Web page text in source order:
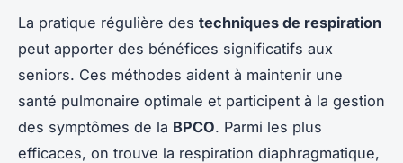
La pratique régulière des techniques de respiration
peut apporter des bénéfices significatifs aux
seniors. Ces méthodes aident à maintenir une
santé pulmonaire optimale et participent à la gestion
des symptômes de la BPCO. Parmi les plus
efficaces, on trouve la respiration diaphragmatique,